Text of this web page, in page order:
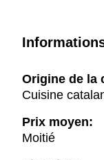
Origine de la
Cuisine
Prix moyen:
Moitié